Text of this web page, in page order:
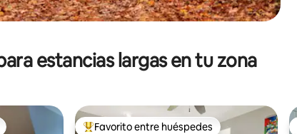
estancias largas en tu zona
Favorito entre huéspedes